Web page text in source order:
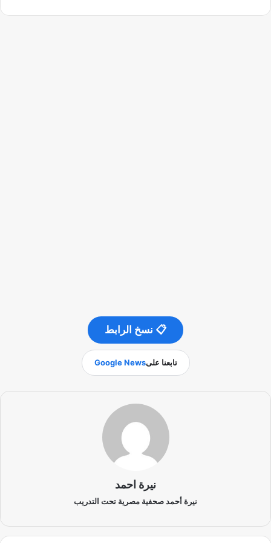
📋 نسخ الرابط
تابعنا علىGoogle News
نيرة احمد
نيرة أحمد صحفية مصرية تحت التدريب